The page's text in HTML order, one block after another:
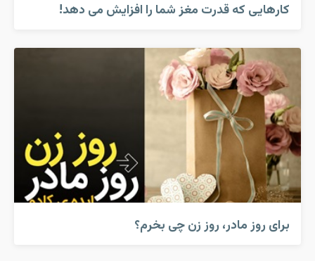
کارهایی که قدرت مغز شما را افزایش می دهد!
برای روز مادر، روز زن چی بخرم؟